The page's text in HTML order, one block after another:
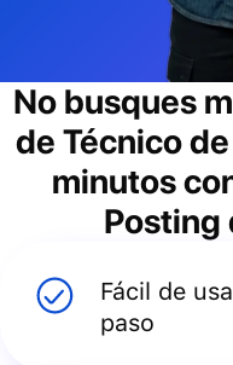
No busques
de Técnico
minutos
Posting
Fácil de
paso